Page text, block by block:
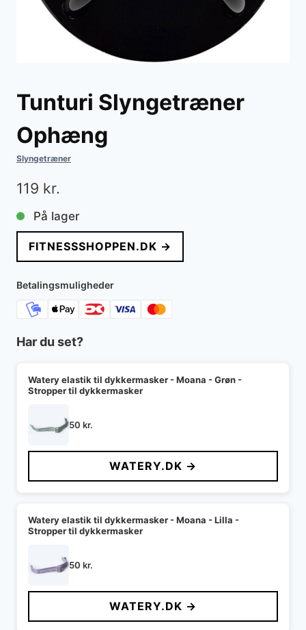
Tunturi Slyngetræner
Ophæng
Slyngetræner
119 kr.
På lager
FITNESSSHOPPEN.DK →
Betalingsmuligheder
Har du set?
Watery elastik til dykkermasker - Moana - Grøn -
Stropper til dykkermasker
50 kr.
WATERY.DK →
Watery elastik til dykkermasker - Moana - Lilla -
Stropper til dykkermasker
50 kr.
WATERY.DK →